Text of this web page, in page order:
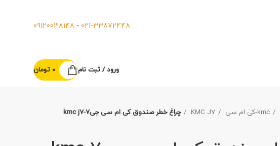
021-33872448
-
09120038148
ورود / ثبت نام 0 تومان
kmc-کی ام سی KMC J7 چراغ خطر صندوق کی ام سی جی7-kmc j7